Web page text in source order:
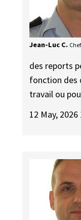
Jean-Luc C.
des reports
fonction des
travail ou
12 May, 2026